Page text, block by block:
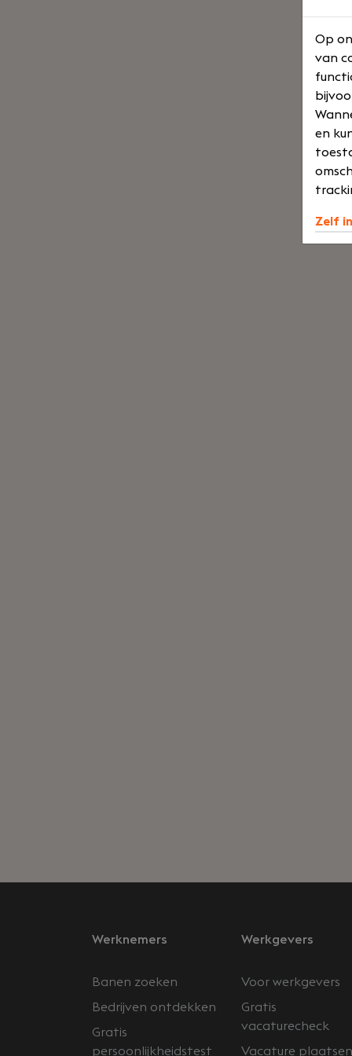
Werknemers
Banen zoeken
Bedrijven ontdekken
Gratis
persoonlijkheidstest
Werkgevers
Voor werkgevers
Gratis
vacaturecheck
Vacature plaatsen
Op
van
en
Zelf